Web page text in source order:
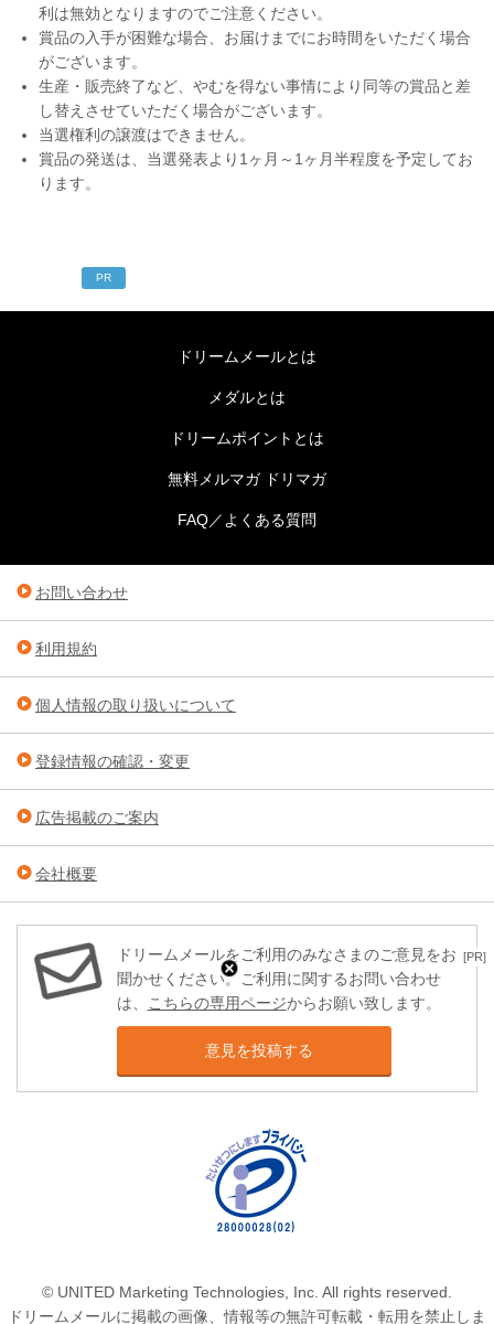
利は無効となりますのでご注意ください。
賞品の入手が困難な場合、お届けまでにお時間をいただく場合
がございます。
生産・販売終了など、やむを得ない事情により同等の賞品と差
し替えさせていただく場合がございます。
当選権利の譲渡はできません。
賞品の発送は、当選発表より1ヶ月～1ヶ月半程度を予定してお
ります。
[PR]
PR
ドリームメールとは
メダルとは
ドリームポイントとは
無料メルマガ ドリマガ
FAQ／よくある質問
お問い合わせ
利用規約
個人情報の取り扱いについて
登録情報の確認・変更
広告掲載のご案内
会社概要
ドリームメールをご利用のみなさまのご意見をお
聞かせください。ご利用に関するお問い合わせ
は、
こちらの専用ページからお願い致します。
意見を投稿する
© UNITED Marketing Technologies, Inc. All rights reserved.
ドリームメールに掲載の画像、情報等の無許可転載・転用を禁止しま